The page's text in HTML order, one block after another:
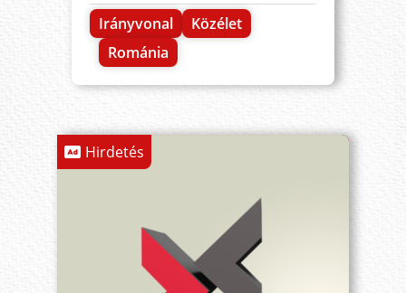
Irányvonal
Közélet
Románia
Hirdetés